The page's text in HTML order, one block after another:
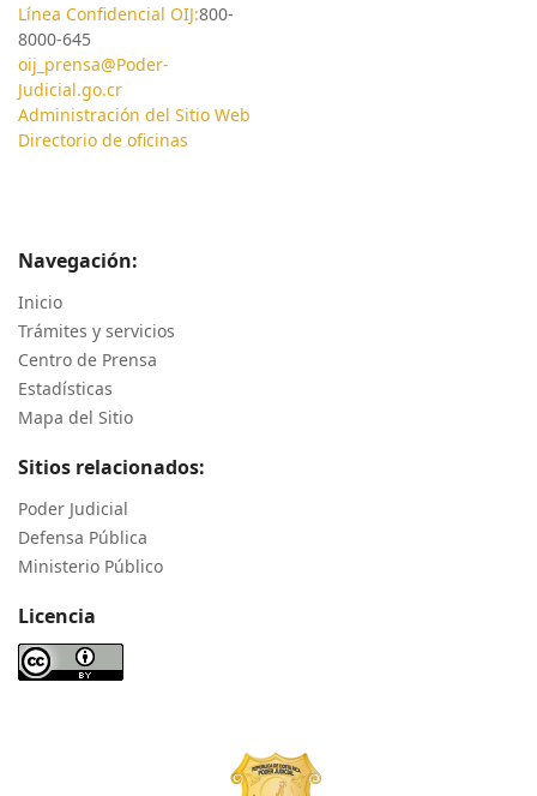
Línea Confidencial OIJ:800-
8000-645
oij_prensa@Poder-
Judicial.go.cr
Administración del Sitio Web
Directorio de oficinas
Navegación:
Inicio
Trámites y servicios
Centro de Prensa
Estadísticas
Mapa del Sitio
Sitios relacionados:
Poder Judicial
Defensa Pública
Ministerio Público
Licencia